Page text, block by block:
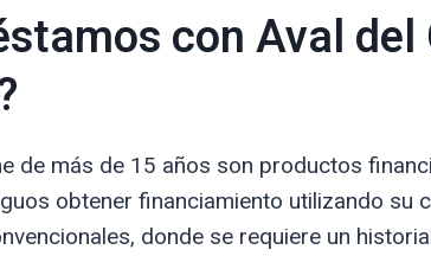
con Aval del
de más de 15 años son productos
obtener financiamiento utilizando su
donde se requiere un